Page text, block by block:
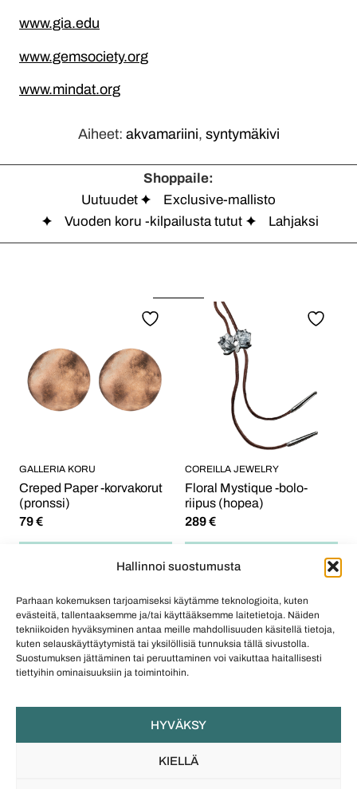
Hallinnoi suostumusta
Parhaan kokemuksen tarjoamiseksi käytämme teknologioita, kuten
evästeitä, tallentaaksemme ja/tai käyttääksemme laitetietoja. Näiden
tekniikoiden hyväksyminen antaa meille mahdollisuuden käsitellä tietoja,
kuten selauskäyttäytymistä tai yksilöllisiä tunnuksia tällä sivustolla.
Suostumuksen jättäminen tai peruuttaminen voi vaikuttaa haitallisesti
tiettyihin ominaisuuksiin ja toimintoihin.
HYVÄKSY
KIELLÄ
www.gia.edu
www.gemsociety.org
www.mindat.org
Aiheet: akvamariini, syntymäkivi
Shoppaile:
Uutuudet
Exclusive-mallisto
Vuoden koru -kilpailusta tutut
Lahjaksi
GALLERIA KORU
Creped Paper -korvakorut
(pronssi)
79€
COREILLA JEWELRY
Floral Mystique -bolo-
riipus (hopea)
289€
Floral Mystique -korvakorut